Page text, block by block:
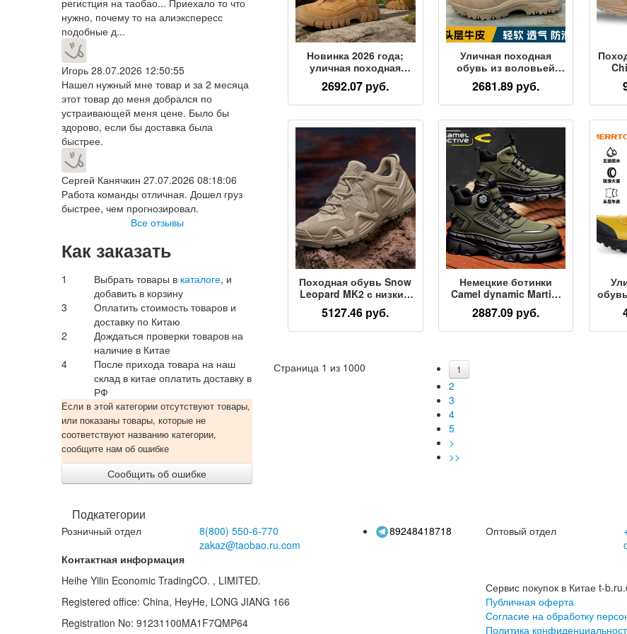
регистция на таобао... Приехало то что
нужно, почему то на алиэкспересс
подобные д...
Игорь 28.07.2026 12:50:55
Нашел нужный мне товар и за 2 месяца
этот товар до меня добрался по
устраивающей меня цене. Было бы
здорово, если бы доставка была
быстрее.
Сергей Канячкин 27.07.2026 08:18:06
Работа команды отличная. Дошел груз
быстрее, чем прогнозировал.
Все отзывы
Как заказать
1 Выбрать товары в каталоге, и
добавить в корзину
3
Оплатить стоимость товаров и
доставку по Китаю
2
Дождаться проверки товаров на
наличие в Китае
4
После прихода товара на наш
склад в китае оплатить доставку в
РФ
Если в этой категории отсутствуют товары,
или показаны товары, которые не
соответствуют названию категории,
сообщите нам об ошибке
Сообщить об ошибке
Подкатегории
Новинка 2026 года;
уличная походная
обувь; мужская
водонепроницаемая
нескользящая
для скалолазания;
дорожная обувь с
высоким берцем;
ботинки Martin
2692.07 руб.
Уличная походная
обувь из воловьей
кожи, дышащие
ботинки-дезерты,
рабочие ботинки на
ультралегкие
тактические ботинки,
зимние ботинки Martin
2681.89 руб.
Походная обувь Snow
Leopard MK2 с низким
берцем, мужская
уличная обувь,
тактическая обувь,
походные ботинки на
открытом воздухе
5127.46 руб.
Немецкие ботинки
Camel dynamic Martin;
мужская зимняя
хлопчатобумажная
обувь с высоким
альпинистские ботинки
2887.09 руб.
Страница 1 из 1000 1
2
3
4
5
>
>>
Розничный отдел 8(800) 550-6-770
zakaz@taobao.ru.com
89248418718 Оптовый отдел
Контактная информация
Heihe Yilin Economic TradingCO. , LIMITED.
Registered office: China, HeyHe, LONG JIANG 166
Registration No: 91231100MA1F7QMP64
Сервис покупок в Китае t-
Публичная оферта
Согласие на обработку
Политика